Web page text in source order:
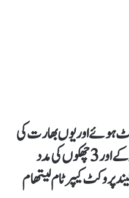
پر آؤٹ ہوئے اور یوں بھارت کی
تیسری وکٹ گرگئی، شرما نے 7 چوکے اور 3 چھکوں کی مدد
گیند پر وکٹ کیپر ٹام لیتھام